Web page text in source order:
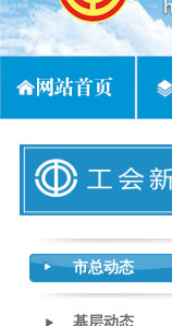
市总动态
基层动态